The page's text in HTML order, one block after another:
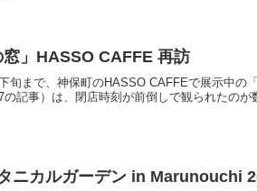
」HASSO CAFFE 再訪
旬まで、神保町のHASSO CAFFEで展示中の
記事）は、閉店時刻が前倒しで観られたのが
ニカルガーデン in Marunouchi